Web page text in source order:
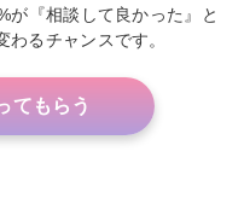
が『相談して良かった』と
るチャンスです。
てもらう